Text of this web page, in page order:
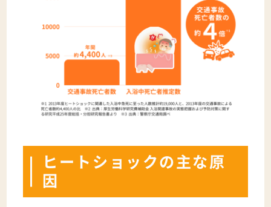
ヒートショックの主な原
因